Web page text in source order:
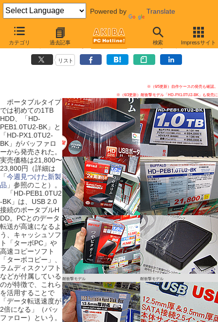
Powered by Translate
カテゴリ 過去記事 検索 Impressサイト
【 2010年6月5日号 】
1TBのポータブルHDDが発売に、自作ケースも登場
リスト
※（6/5更新）自作ケースの発売も確認。
※（6/3更新）耐衝撃モデル「HD-PX1.0TU2-BK」も発売に
耐衝撃モデル 耐衝撃モデル
ポータブルタイプ
では初めての1TB
HDD、「HD-
PEB1.0TU2-BK」と
「HD-PX1.0TU2-
BK」がバッファロ
ーから発売された。
実売価格は21,800〜
23,800円（詳細は
「今週見つけた新製
品 」参照のこと）。
「HD-PEB1.0TU2
-BK」は、USB 2.0
接続のポータブルH
DD。PCとのデータ
転送が高速になるよ
う、キャッシュソフ
ト「ターボPC」や
高速コピーソフト
「ターボコピー」、
ラムディスクソフト
などが付属している
のが特徴で、これら
を活用することで
「データ転送速度が
2倍になる」（バッ
ファロー）という。